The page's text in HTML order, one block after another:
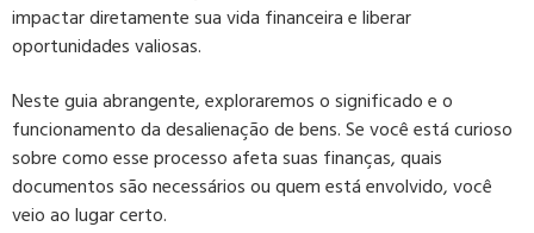
impactar diretamente sua vida financeira e liberar
oportunidades valiosas.
Neste guia abrangente, exploraremos o significado e o
funcionamento da desalienação de bens. Se você está curioso
sobre como esse processo afeta suas finanças, quais
documentos são necessários ou quem está envolvido, você
veio ao lugar certo.